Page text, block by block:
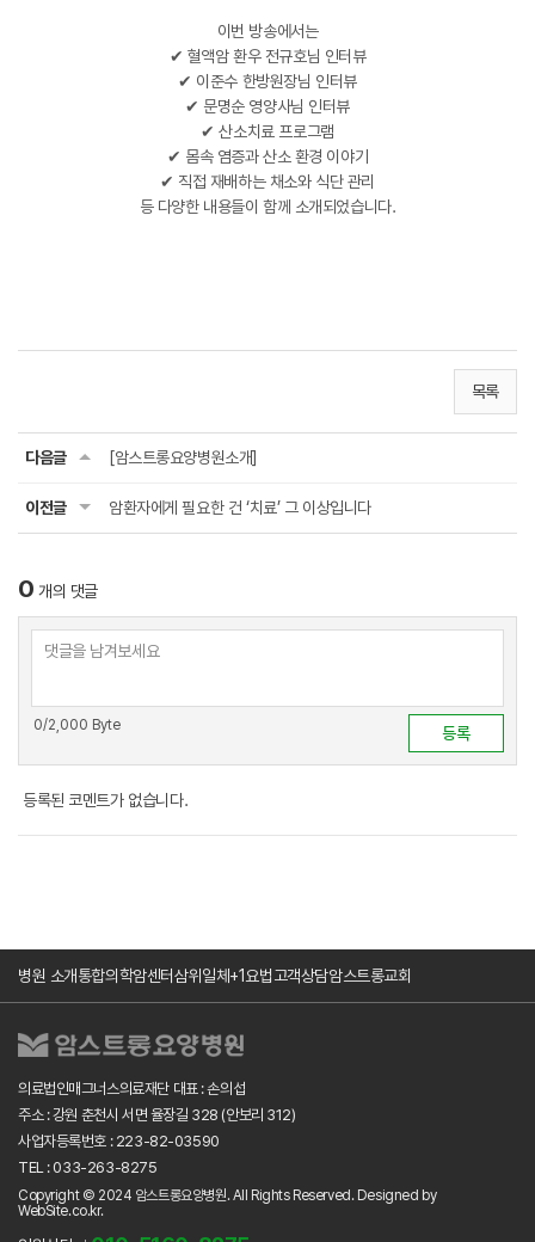
이번 방송에서는
✔ 혈액암 환우 전규호님 인터뷰
✔ 이준수 한방원장님 인터뷰
✔ 문명순 영양사님 인터뷰
✔ 산소치료 프로그램
✔ 몸속 염증과 산소 환경 이야기
✔ 직접 재배하는 채소와 식단 관리
등 다양한 내용들이 함께 소개되었습니다.
목록
다음글 [암스트롱요양병원소개]
이전글 암환자에게 필요한 건 ‘치료’ 그 이상입니다
0 개의 댓글
0/2,000 Byte
등록된 코멘트가 없습니다.
병원 소개통합의학암센터삼위일체+1요법고객상담암스트롱교회
의료법인매그너스의료재단 대표 : 손의섭
주소 : 강원 춘천시 서면 율장길 328 (안보리 312)
사업자등록번호 : 223-82-03590
TEL : 033-263-8275
Copyright © 2024 암스트롱요양병원. All Rights Reserved. Designed by
WebSite.co.kr.